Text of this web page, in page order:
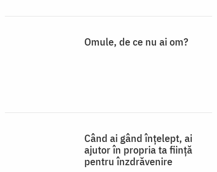
Omule, de ce nu ai om?
Când ai gând înțelept, ai
ajutor în propria ta ființă
pentru înzdrăvenire